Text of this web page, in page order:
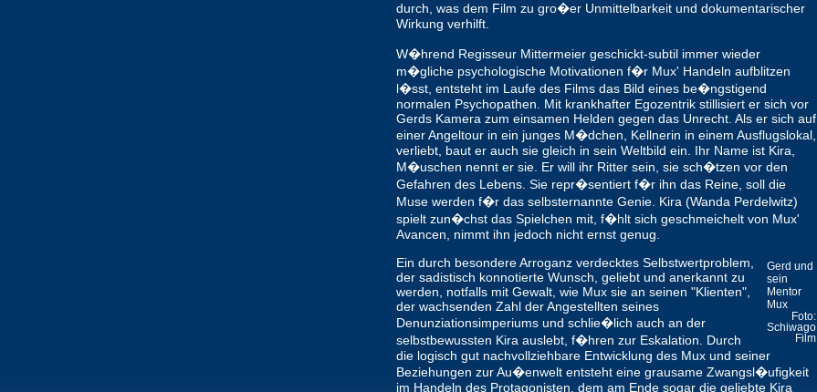
durch, was dem Film zu gro�er Unmittelbarkeit und dokumentarischer
Wirkung verhilft.
W�hrend Regisseur Mittermeier geschickt-subtil immer wieder
m�gliche psychologische Motivationen f�r Mux' Handeln aufblitzen
l�sst, entsteht im Laufe des Films das Bild eines be�ngstigend
normalen Psychopathen. Mit krankhafter Egozentrik stillisiert er sich vor
Gerds Kamera zum einsamen Helden gegen das Unrecht. Als er sich auf
einer Angeltour in ein junges M�dchen, Kellnerin in einem Ausflugslokal,
verliebt, baut er auch sie gleich in sein Weltbild ein. Ihr Name ist Kira,
M�uschen nennt er sie. Er will ihr Ritter sein, sie sch�tzen vor den
Gefahren des Lebens. Sie repr�sentiert f�r ihn das Reine, soll die
Muse werden f�r das selbsternannte Genie. Kira (Wanda Perdelwitz)
spielt zun�chst das Spielchen mit, f�hlt sich geschmeichelt von Mux'
Avancen, nimmt ihn jedoch nicht ernst genug.
Gerd und
sein
Mentor
Mux
Foto:
Schiwago
Film
Ein durch besondere Arroganz verdecktes Selbstwertproblem,
der sadistisch konnotierte Wunsch, geliebt und anerkannt zu
werden, notfalls mit Gewalt, wie Mux sie an seinen "Klienten",
der wachsenden Zahl der Angestellten seines
Denunziationsimperiums und schlie�lich auch an der
selbstbewussten Kira auslebt, f�hren zur Eskalation. Durch
die logisch gut nachvollziehbare Entwicklung des Mux und seiner
Beziehungen zur Au�enwelt entsteht eine grausame Zwangsl�ufigkeit
im Handeln des Protagonisten, dem am Ende sogar die geliebte Kira